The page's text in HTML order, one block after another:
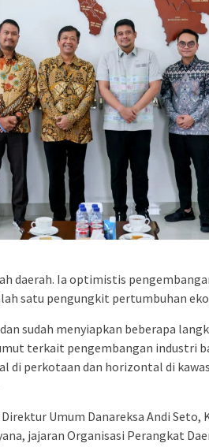
daerah. Ia optimistis
satu pengungkit pertumbuhan
sudah menyiapkan beberapa
terkait pengembangan industri
di perkotaan dan horizontal di
Umum Danareksa Andi Seto,
jajaran Organisasi Perangkat